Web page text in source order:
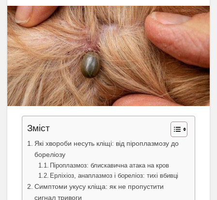
Зміст
Які хвороби несуть кліщі: від піроплазмозу до
бореліозу
Піроплазмоз: блискавична атака на кров
Ерліхіоз, анаплазмоз і бореліоз: тихі вбивці
Симптоми укусу кліща: як не пропустити
сигнал тривоги